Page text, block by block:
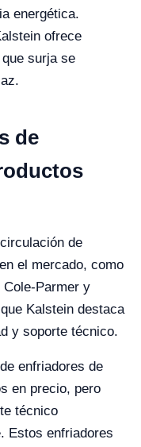
energética.
ofrece
surja se
de
de
el mercado, como
Parmer y
Kalstein destaca
y soporte técnico.
enfriadores de
en precio, pero
técnico
Estos enfriadores